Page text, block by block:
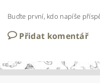
Buďte první, kdo napíše
Přidat komentář